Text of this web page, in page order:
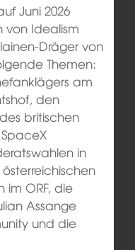
Juni 2026
von Idealism
Dräger von
Themen:
am
den
britischen
in
im ORF, die
Assange
und die